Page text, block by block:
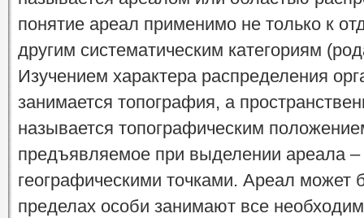
понятие ареал применимо не только к
другим систематическим категориям
Изучением характера распределения
занимается топография, а
называется топографическим
предъявляемое при выделении ареала –
географическими точками. Ареал может
пределах особи занимают все